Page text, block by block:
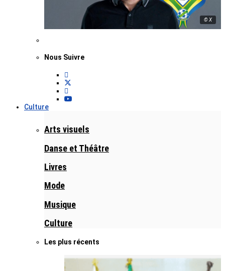
© X
Nous Suivre
Culture
Arts visuels
Danse et Théâtre
Livres
Mode
Musique
Culture
Les plus récents